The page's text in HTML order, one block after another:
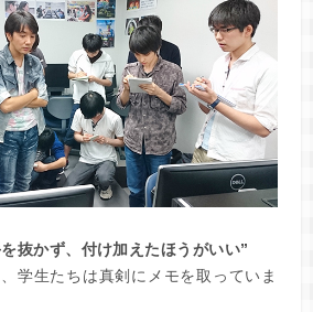
抜かず、付け加えたほうがいい”
学生たちは真剣にメモを取っていま